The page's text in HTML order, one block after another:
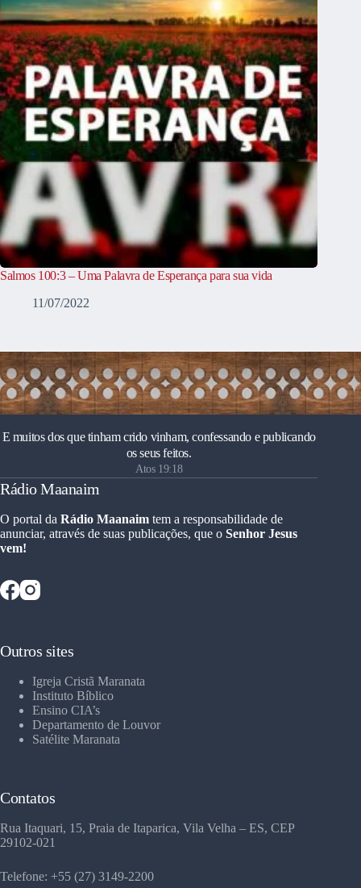
Salmos 100:3 – Uma Palavra de Esperança para sua vida
11/07/2022
E muitos dos que tinham crido vinham, confessando e publicando
os seus feitos.
Atos 19:18
Rádio Maanaim
O portal da Rádio Maanaim tem a responsabilidade de
anunciar, através de suas publicações, que o Senhor Jesus
vem!
Outros sites
Igreja Cristã Maranata
Instituto Bíblico
Ensino CIA’s
Departamento de Louvor
Satélite Maranata
Contatos
Rua Itaquari, 15, Praia de Itaparica, Vila Velha – ES, CEP
29102-021
Telefone: +55 (27) 3149-2200